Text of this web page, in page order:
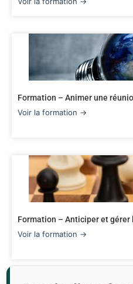
Formation – Animer une
Voir la formation →
Formation – Anticiper et
Voir la formation →